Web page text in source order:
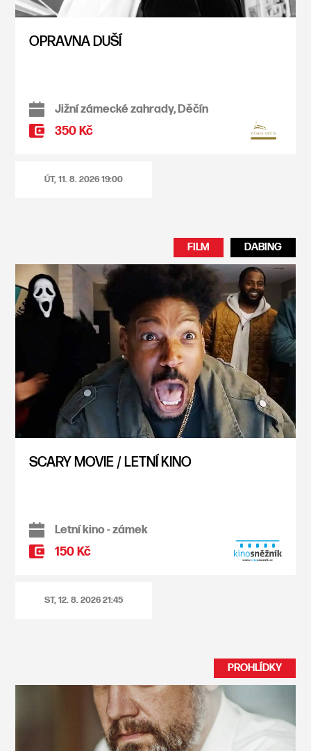
OPRAVNA DUŠÍ
Jižní zámecké zahrady, Děčín
350 Kč
ÚT, 11. 8. 202619:00
FILM DABING
SCARY MOVIE / LETNÍ KINO
Letní kino - zámek
150 Kč
ST, 12. 8. 202621:45
PROHLÍDKY